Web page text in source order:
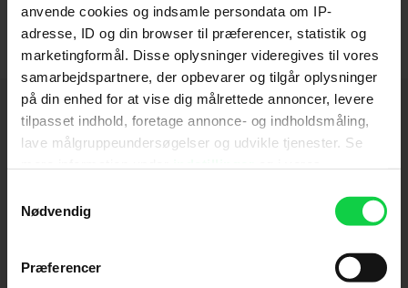
anvende cookies og indsamle persondata om IP-
adresse, ID og din browser til præferencer, statistik og
marketingformål. Disse oplysninger videregives til vores
samarbejdspartnere, der opbevarer og tilgår oplysninger
på din enhed for at vise dig målrettede annoncer, levere
tilpasset indhold, foretage annonce- og indholdsmåling,
lave målgruppeundersøgelser og udvikle tjenester. Se
tilbage eller ændre indstillinger fra vores
"Cookiedeklaration", eller ved at trykke på "Privacy
Nødvendig
Præferencer
Hold dig opdateret
Ved tilmelding accepterer jeg samtidig